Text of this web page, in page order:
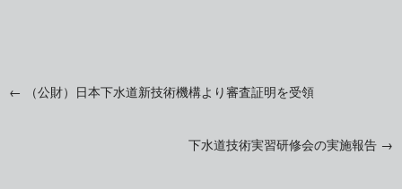
投
← （公財）日本下水道新技術機構より審査証明を受領
下水道技術実習研修会の実施報告 →